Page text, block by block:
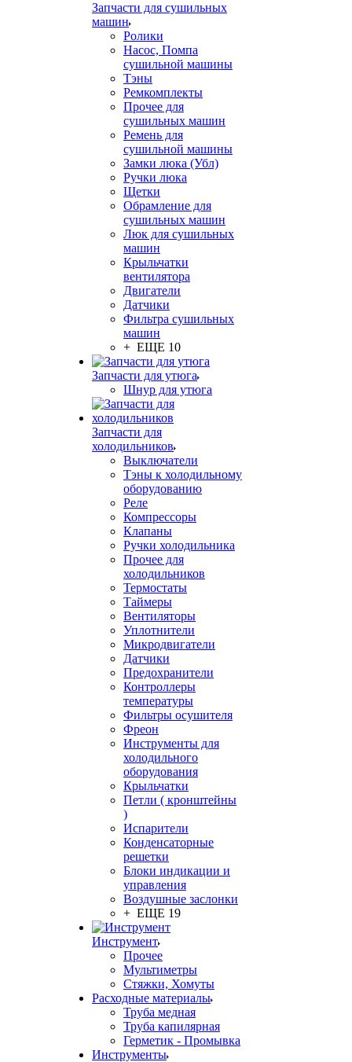
Запчасти для сушильных
машин
Ролики
Насос, Помпа
сушильной машины
Тэны
Ремкомплекты
Прочее для
сушильных машин
Ремень для
сушильной машины
Замки люка (Убл)
Ручки люка
Щетки
Обрамление для
сушильных машин
Люк для сушильных
машин
Крыльчатки
вентилятора
Двигатели
Датчики
Фильтра сушильных
машин
+ ЕЩЕ 10
Запчасти для утюга
Шнур для утюга
Запчасти для
холодильников
Выключатели
Тэны к холодильному
оборудованию
Реле
Компрессоры
Клапаны
Ручки холодильника
Прочее для
холодильников
Термостаты
Таймеры
Вентиляторы
Уплотнители
Микродвигатели
Датчики
Предохранители
Контроллеры
температуры
Фильтры осушителя
Фреон
Инструменты для
холодильного
оборудования
Крыльчатки
Петли ( кронштейны
)
Испарители
Конденсаторные
решетки
Блоки индикации и
управления
Воздушные заслонки
+ ЕЩЕ 19
Инструмент
Прочее
Мультиметры
Стяжки, Хомуты
Расходные материалы
Труба медная
Труба капилярная
Герметик - Промывка
Инструменты